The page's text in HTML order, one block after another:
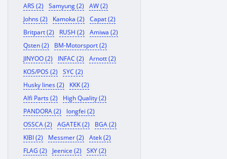
ARS (2)
Samyung (2)
AW (2)
Johns (2)
Kamoka (2)
Capat (2)
Britpart (2)
RUSH (2)
Amiwa (2)
Qsten (2)
BM-Motorsport (2)
JINYOO (2)
INFAC (2)
Arnott (2)
KOS/POS (2)
SYC (2)
Husky lines (2)
KKK (2)
Alfi Parts (2)
High Quality (2)
PANDORA (2)
longfei (2)
OSSCA (2)
AGATEK (2)
BGA (2)
KIBI (2)
Messmer (2)
Atek (2)
FLAG (2)
Jeenice (2)
SKY (2)